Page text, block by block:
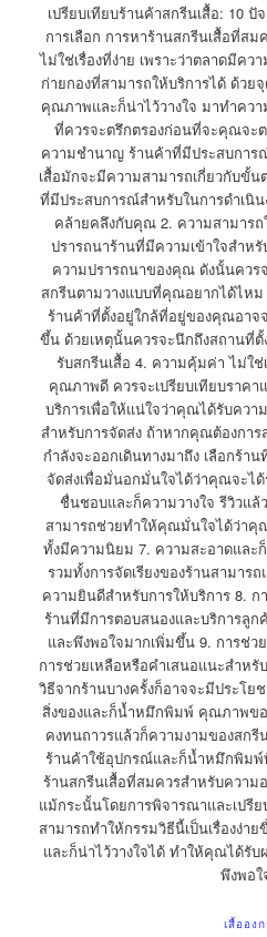
เปรียบเทียบร้านค้าสกรีนเสื้อ: 10
การเลือก การหาร้านสกรีนเสื้อที่ส
ไม่ใช่เรื่องที่ง่าย เพราะว่าตลาดมีค
ก่ายกองที่สามารถให้บริการได้ ด้ว
คุณภาพและก็น่าไว้วางใจ มาทำคว
ที่ควรจะตรึกตรองก่อนที่จะคุณจะ
ความชำนาญ ร้านค้าที่มีประสบกา
เสื้อมักจะมีความสามารถเกี่ยวกับขั้
ที่มีประสบการณ์สำหรับในการดำเนิ
คล้ายคลึงกับคุณ 2. ความสามาร
ปรารถนาร้านที่มีความเข้าใจสำห
ความปรารถนาของคุณ ดังนั้นควร
สกรีนตามวางแบบที่คุณอยากได้ไหม
ร้านค้าที่ตั้งอยู่ใกล้ที่อยู่ของคุณอาจ
ขึ้น ด้วยเหตุนั้นควรจะนึกถึงสถานที่ตั้
รับสกรีนเสื้อ 4. ความคุ้มค่า ไม่ใ
คุณภาพดี ควรจะเปรียบเทียบราค
บริการเพื่อให้แน่ใจว่าคุณได้รับคว
สำหรับการจัดส่ง ถ้าหากคุณต้องการ
กำลังจะออกเดินทางมาถึง เลือกร้
จัดส่งเพื่อมั่นอกมั่นใจได้ว่าคุณจะไ
ชื่นชอบและก็ความวางใจ รีวิวแล้
สามารถช่วยทำให้คุณมั่นใจได้ว่าคุ
ทั้งมีความนิยม 7. ความสะอาดและ
รวมทั้งการจัดเรียงของร้านสามาร
ความยินดีสำหรับการให้บริการ 8.
ร้านที่มีการตอบสนองและบริการลู
และพึงพอใจมากเพิ่มขึ้น 9. การช่
การช่วยเหลือหรือคำเสนอแนะสำห
วิธีจากร้านบางครั้งก็อาจจะมีประโย
สิ่งของและก็น้ำหมึกพิมพ์ คุณภาพข
คงทนถาวรแล้วก็ความงามของสกรี
ร้านค้าใช้อุปกรณ์และก็น้ำหมึกพิม
ร้านสกรีนเสื้อที่สมควรสำหรับความ
แม้กระนั้นโดยการพิจารณาและเปรี
สามารถทำให้กรรมวิธีนี้เป็นเรื่องง่
และก็น่าไว้วางใจได้ ทำให้คุณได้
พึงพอใ
เสื้อองก